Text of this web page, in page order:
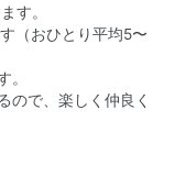
す。
（おひとり平均5〜
。
ので、楽しく仲良く